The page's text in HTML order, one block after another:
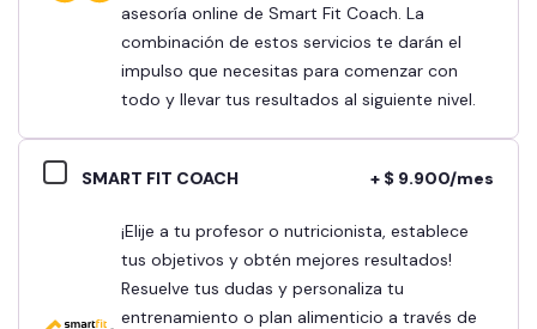
asesoría online de Smart Fit Coach. La
combinación de estos servicios te darán el
impulso que necesitas para comenzar con
todo y llevar tus resultados al siguiente nivel.
SMART FIT COACH + $ 9.900/mes
¡Elije a tu profesor o nutricionista, establece
tus objetivos y obtén mejores resultados!
Resuelve tus dudas y personaliza tu
entrenamiento o plan alimenticio a través de